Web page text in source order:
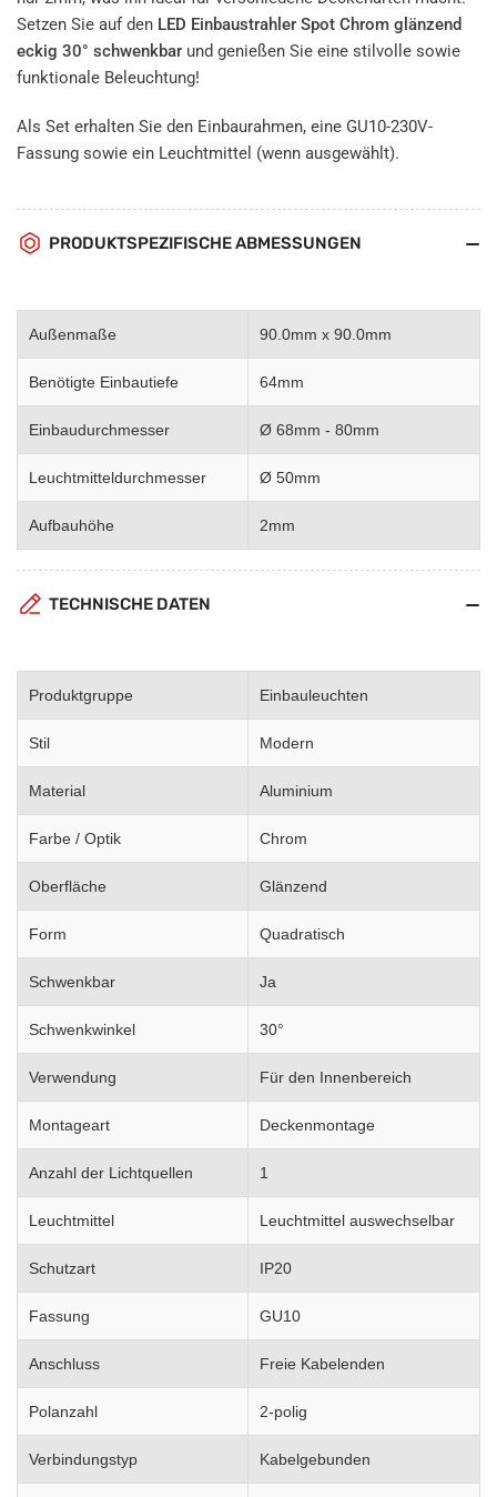
Setzen Sie auf den LED Einbaustrahler Spot Chrom glänzend
eckig 30° schwenkbar und genießen Sie eine stilvolle sowie
funktionale Beleuchtung!
Als Set erhalten Sie den Einbaurahmen, eine GU10-230V-
Fassung sowie ein Leuchtmittel (wenn ausgewählt).
PRODUKTSPEZIFISCHE ABMESSUNGEN
Außenmaße 90.0mm x 90.0mm
Benötigte Einbautiefe 64mm
Einbaudurchmesser Ø 68mm - 80mm
Leuchtmitteldurchmesser Ø 50mm
Aufbauhöhe 2mm
TECHNISCHE DATEN
Produktgruppe Einbauleuchten
Stil Modern
Material Aluminium
Farbe / Optik Chrom
Oberfläche Glänzend
Form Quadratisch
Schwenkbar Ja
Schwenkwinkel 30°
Verwendung Für den Innenbereich
Montageart Deckenmontage
Anzahl der Lichtquellen 1
Leuchtmittel Leuchtmittel auswechselbar
Schutzart IP20
Fassung GU10
Anschluss Freie Kabelenden
Polanzahl 2-polig
Verbindungstyp Kabelgebunden